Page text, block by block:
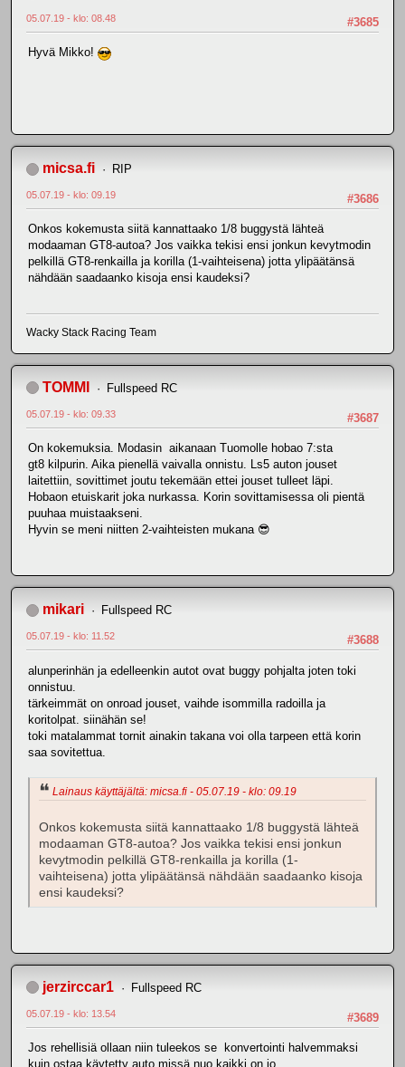
#3685
05.07.19 - klo: 08.48
Hyvä Mikko!
micsa.fi RIP
#3686
05.07.19 - klo: 09.19
Onkos kokemusta siitä kannattaako 1/8 buggystä lähteä
modaaman GT8-autoa? Jos vaikka tekisi ensi jonkun kevytmodin
pelkillä GT8-renkailla ja korilla (1-vaihteisena) jotta ylipäätänsä
nähdään saadaanko kisoja ensi kaudeksi?
Wacky Stack Racing Team
TOMMI Fullspeed RC
#3687
05.07.19 - klo: 09.33
On kokemuksia. Modasin aikanaan Tuomolle hobao 7:sta
gt8 kilpurin. Aika pienellä vaivalla onnistu. Ls5 auton jouset
laitettiin, sovittimet joutu tekemään ettei jouset tulleet läpi.
Hobaon etuiskarit joka nurkassa. Korin sovittamisessa oli pientä
puuhaa muistaakseni.
Hyvin se meni niitten 2-vaihteisten mukana 😎
mikari Fullspeed RC
#3688
05.07.19 - klo: 11.52
alunperinhän ja edelleenkin autot ovat buggy pohjalta joten toki
onnistuu.
tärkeimmät on onroad jouset, vaihde isommilla radoilla ja
koritolpat. siinähän se!
toki matalammat tornit ainakin takana voi olla tarpeen että korin
saa sovitettua.
Lainaus käyttäjältä: micsa.fi - 05.07.19 - klo: 09.19
Onkos kokemusta siitä kannattaako 1/8 buggystä lähteä
modaaman GT8-autoa? Jos vaikka tekisi ensi jonkun
kevytmodin pelkillä GT8-renkailla ja korilla (1-
vaihteisena) jotta ylipäätänsä nähdään saadaanko kisoja
ensi kaudeksi?
jerzirccar1 Fullspeed RC
#3689
05.07.19 - klo: 13.54
Jos rehellisiä ollaan niin tuleekos se konvertointi halvemmaksi
kuin ostaa käytetty auto missä nuo kaikki on jo.